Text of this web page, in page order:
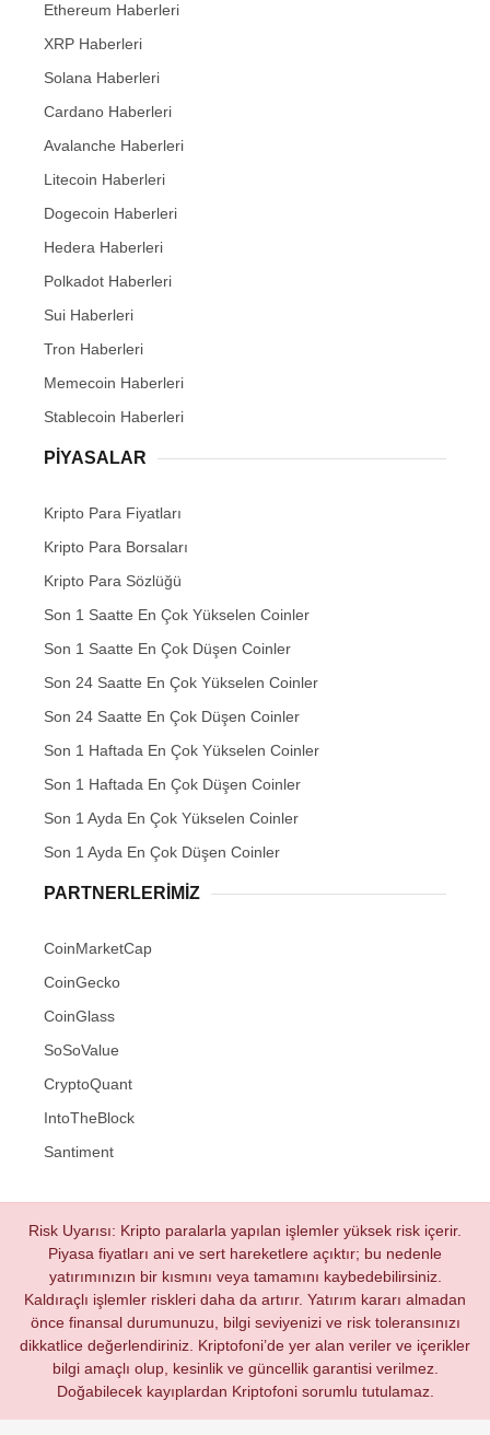
Ethereum Haberleri
XRP Haberleri
Solana Haberleri
Cardano Haberleri
Avalanche Haberleri
Litecoin Haberleri
Dogecoin Haberleri
Hedera Haberleri
Polkadot Haberleri
Sui Haberleri
Tron Haberleri
Memecoin Haberleri
Stablecoin Haberleri
PIYASALAR
Kripto Para Fiyatları
Kripto Para Borsaları
Kripto Para Sözlüğü
Son 1 Saatte En Çok Yükselen Coinler
Son 1 Saatte En Çok Düşen Coinler
Son 24 Saatte En Çok Yükselen Coinler
Son 24 Saatte En Çok Düşen Coinler
Son 1 Haftada En Çok Yükselen Coinler
Son 1 Haftada En Çok Düşen Coinler
Son 1 Ayda En Çok Yükselen Coinler
Son 1 Ayda En Çok Düşen Coinler
PARTNERLERIMIZ
CoinMarketCap
CoinGecko
CoinGlass
SoSoValue
CryptoQuant
IntoTheBlock
Santiment
Risk Uyarısı: Kripto paralarla yapılan işlemler yüksek risk içerir.
Piyasa fiyatları ani ve sert hareketlere açıktır; bu nedenle
yatırımınızın bir kısmını veya tamamını kaybedebilirsiniz.
Kaldıraçlı işlemler riskleri daha da artırır. Yatırım kararı almadan
önce finansal durumunuzu, bilgi seviyenizi ve risk toleransınızı
dikkatlice değerlendiriniz. Kriptofoni’de yer alan veriler ve içerikler
bilgi amaçlı olup, kesinlik ve güncellik garantisi verilmez.
Doğabilecek kayıplardan Kriptofoni sorumlu tutulamaz.